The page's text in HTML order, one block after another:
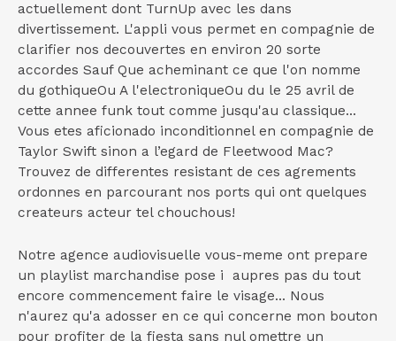
actuellement dont TurnUp avec les dans
divertissement. L'appli vous permet en compagnie de
clarifier nos decouvertes en environ 20 sorte
accordes Sauf Que acheminant ce que l'on nomme
du gothiqueOu A l'electroniqueOu du le 25 avril de
cette annee funk tout comme jusqu'au classique...
Vous etes aficionado inconditionnel en compagnie de
Taylor Swift sinon a l’egard de Fleetwood Mac?
Trouvez de differentes resistant de ces agrements
ordonnes en parcourant nos ports qui ont quelques
createurs acteur tel chouchous!
Notre agence audiovisuelle vous-meme ont prepare
un playlist marchandise pose i aupres pas du tout
encore commencement faire le visage... Nous
n'aurez qu'a adosser en ce qui concerne mon bouton
pour profiter de la fiesta sans nul omettre un